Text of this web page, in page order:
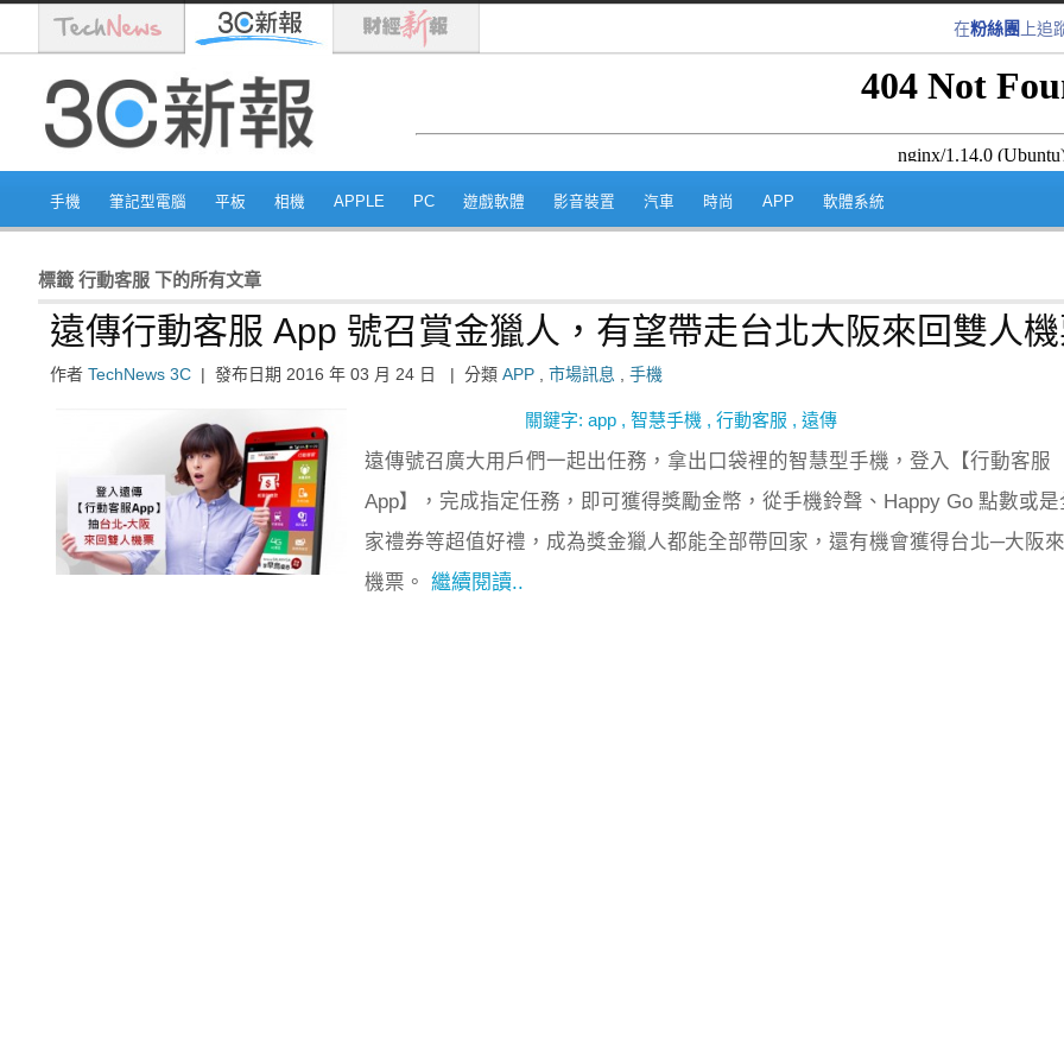
在粉絲團 上追
跳至內容區
手機 筆記型電腦 平板 相機 APPLE PC 遊戲軟體 影音裝置 汽車 時尚 APP 軟體系統
標籤 行動客服 下的所有文章
遠傳行動客服 App 號召賞金獵人，有望帶走台北大阪來回雙人
作者 TechNews 3C | 發布日期 2016 年 03 月 24 日 | 分類 APP 市場訊息 手機
關鍵字: app , 智慧手機 , 行動客服 , 遠傳
遠傳號召廣大用戶們一起出任務，拿出口袋裡的智慧型手機，登入【行動客服
App】，完成指定任務，即可獲得獎勵金幣，從手機鈴聲、Happy Go 點數或是
家禮券等超值好禮，成為獎金獵人都能全部帶回家，還有機會獲得台北─大阪
機票。 繼續閱讀..